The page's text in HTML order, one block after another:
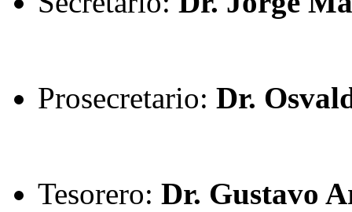
Prosecretario: Dr.
Tesorero: Dr. Gustavo